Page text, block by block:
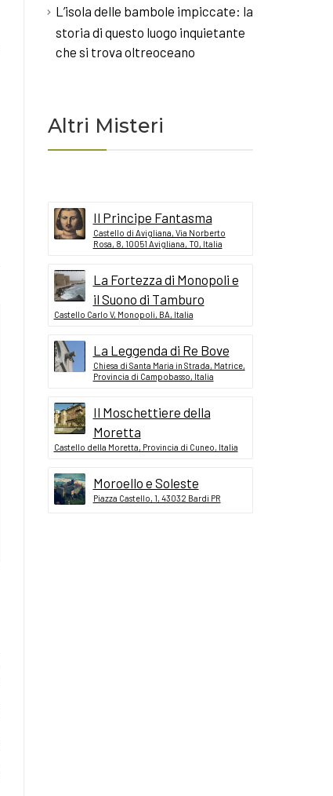
L’isola delle bambole impiccate: la
storia di questo luogo inquietante
che si trova oltreoceano
Altri Misteri
Il Principe Fantasma
Castello di Avigliana, Via Norberto
Rosa, 8, 10051 Avigliana, TO, Italia
La Fortezza di Monopoli e
il Suono di Tamburo
Castello Carlo V, Monopoli, BA, Italia
La Leggenda di Re Bove
Chiesa di Santa Maria in Strada, Matrice,
Provincia di Campobasso, Italia
Il Moschettiere della
Moretta
Castello della Moretta, Provincia di Cuneo, Italia
Moroello e Soleste
Piazza Castello, 1, 43032 Bardi PR